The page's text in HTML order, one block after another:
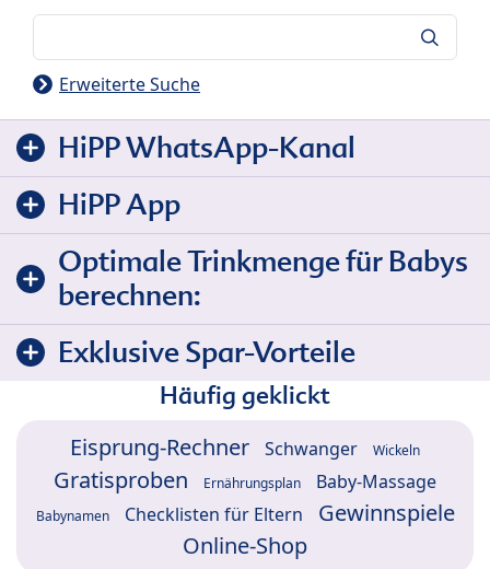
Erweiterte Suche
HiPP WhatsApp-Kanal
HiPP App
Optimale Trinkmenge für Babys
berechnen:
Exklusive Spar-Vorteile
Häufig geklickt
Eisprung-Rechner Schwanger Wickeln
Gratisproben Ernährungsplan Baby-Massage
Babynamen Checklisten für Eltern
Gewinnspiele
Online-Shop